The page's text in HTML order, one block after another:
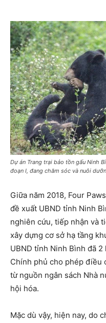
Dự án Trang trại bảo tồn gấu Ninh
đoạn I, đang chăm sóc và nuôi
Giữa năm 2018, Four
đề xuất UBND tỉnh Ninh
nghiên cứu, tiếp nhận và
xây dựng cơ sở hạ tầng
UBND tỉnh Ninh Bình đã
Chính phủ cho phép điều
từ nguồn ngân sách Nhà
hội hóa.
Mặc dù vậy, hiện nay, do